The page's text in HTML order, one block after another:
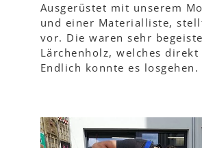
Ausgerüstet mit unserem
und einer Materialliste,
vor. Die waren sehr
Lärchenholz, welches
Endlich konnte es losgehen.